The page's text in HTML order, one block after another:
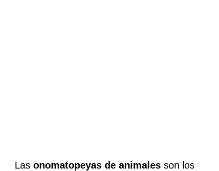
Las onomatopeyas de animales son los